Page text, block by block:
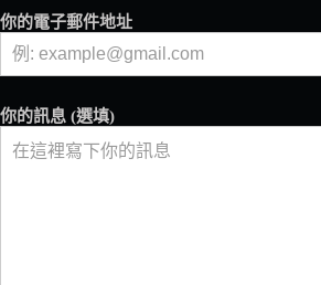
你的電子郵件地址
你的訊息 (選填)